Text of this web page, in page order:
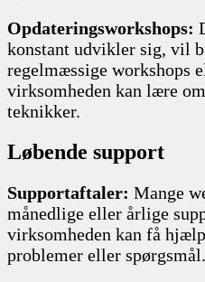
Opdateringsworkshops:
konstant udvikler sig, vil
regelmæssige workshops
virksomheden kan lære
teknikker.
Løbende support
Supportaftaler: Mange
månedlige eller årlige
virksomheden kan få
problemer eller spørgsmål.